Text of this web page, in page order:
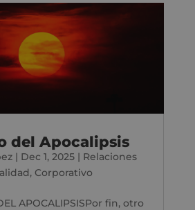
del Apocalipsis
| Dec 1, 2025| Relaciones
, Corporativo
APOCALIPSISPor fin, otro